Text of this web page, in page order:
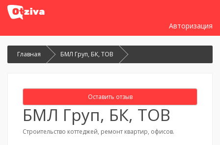
Авторизация
Главная БМЛ Груп, БК, ТОВ
Оставить отзыв
БМЛ Груп, БК, ТОВ
Строительство коттеджей, ремонт квартир, офисов.